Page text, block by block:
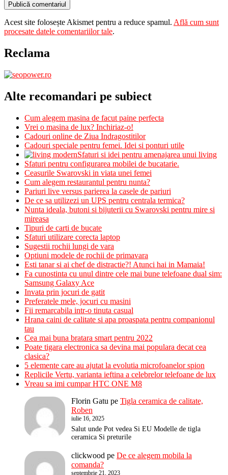
Acest site folosește Akismet pentru a reduce spamul. Află cum sunt
procesate datele comentariilor tale.
Reclama
Alte recomandari pe subiect
Cum alegem masina de facut paine perfecta
Vrei o masina de lux? Inchiriaz-o!
Cadouri online de Ziua Indragostitilor
Cadouri speciale pentru femei. Idei si ponturi utile
Sfaturi si idei pentru amenajarea unui living
Sfaturi pentru configurarea mobilei de bucatarie.
Ceasurile Swarovski in viata unei femei
Cum alegem restaurantul pentru nunta?
Pariuri live versus parierea la casele de pariuri
De ce sa utilizezi un UPS pentru centrala termica?
Nunta ideala, butoni si bijuterii cu Swarovski pentru mire si
mireasa
Tipuri de carti de bucate
Sfaturi utilizare corecta laptop
Sugestii rochii lungi de vara
Optiuni modele de rochii de primavara
Esti tanar si ai chef de distractie?! Atunci hai in Mamaia!
Fa cunostinta cu unul dintre cele mai bune telefoane dual sim:
Samsung Galaxy Ace
Invata prin jocuri de gatit
Preferatele mele, jocuri cu masini
Fii remarcabila intr-o tinuta casual
Hrana caini de calitate si apa proaspata pentru companionul
tau
Cea mai buna bratara smart pentru 2022
Poate tigara electronica sa devina mai populara decat cea
clasica?
5 elemente care au ajutat la evolutia microfoanelor spion
Replicile Vertu, varianta ieftina a celebrelor telefoane de lux
Vreau sa imi cumpar HTC ONE M8
Florin Gatu pe Tigla ceramica de calitate,
Roben
iulie 16, 2025
Salut unde Pot vedea Si EU Modelle de tigla
ceramica Si preturile
clickwood pe De ce alegem mobila la
comanda?
septembrie 21, 2023